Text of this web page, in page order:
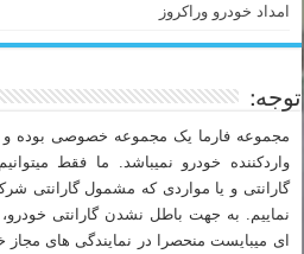
امداد خودرو وراکروز
توجه:
مجموعه فارما یک مجموعه خصوصی بوده و
واردکننده خودرو نمیباشد. ما فقط
گارانتی و یا مواردی که مشمول گارانتی
نماییم. به جهت باطل نشدن گارانتی
ای میبایست منحصرا در نمایندگی های